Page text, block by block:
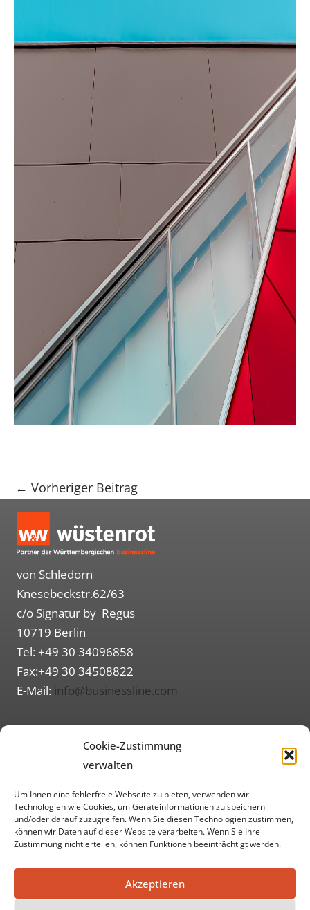
Cookie-Zustimmung
verwalten
Um Ihnen eine fehlerfreie Webseite zu bieten, verwenden wir
Technologien wie Cookies, um Geräteinformationen zu speichern
und/oder darauf zuzugreifen. Wenn Sie diesen Technologien zustimmen,
können wir Daten auf dieser Website verarbeiten. Wenn Sie Ihre
Zustimmung nicht erteilen, können Funktionen beeinträchtigt werden.
Akzeptieren
← Vorheriger Beitrag
von Schledorn
Knesebeckstr.62/63
c/o Signatur by Regus
10719 Berlin
Tel: +49 30 34096858
Fax:+49 30 34508822
E-Mail: info@businessline.com
Informationen
Impressum
Datenschutzerklärung
AGB